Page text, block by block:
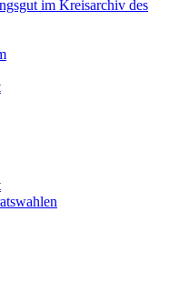
im Kreisarchiv des